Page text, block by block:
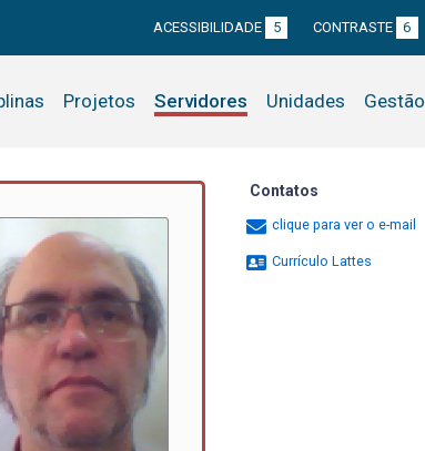
ACESSIBILIDADE 5 CONTRASTE 6
Projetos Servidores Unidades Gestão
Contatos
clique para ver o e-mail
Currículo Lattes